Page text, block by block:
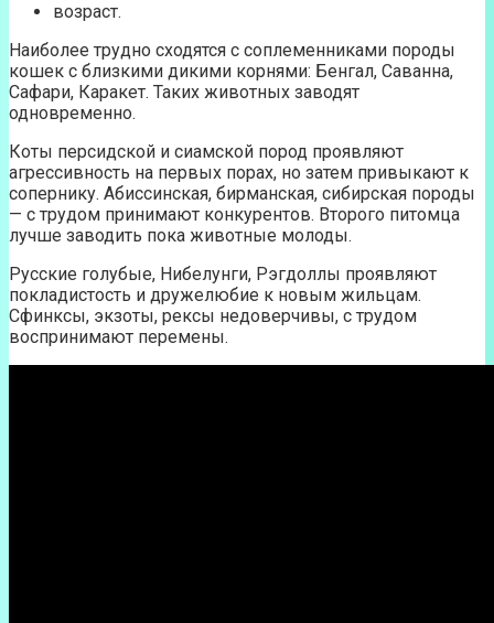
возраст.
Наиболее трудно сходятся с соплеменниками породы
кошек с близкими дикими корнями: Бенгал, Саванна,
Сафари, Каракет. Таких животных заводят
одновременно.
Коты персидской и сиамской пород проявляют
агрессивность на первых порах, но затем привыкают к
сопернику. Абиссинская, бирманская, сибирская породы
— с трудом принимают конкурентов. Второго питомца
лучше заводить пока животные молоды.
Русские голубые, Нибелунги, Рэгдоллы проявляют
покладистость и дружелюбие к новым жильцам.
Сфинксы, экзоты, рексы недоверчивы, с трудом
воспринимают перемены.